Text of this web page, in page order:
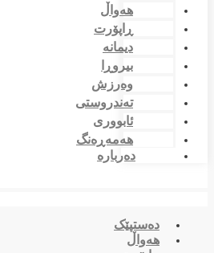
هەواڵ
ڕاپۆرت
دیمانە
بیروڕا
وەرزش
تەندروستی
ئابووری
هەمەڕەنگ
دەربارە
دەستپێک
هەواڵ